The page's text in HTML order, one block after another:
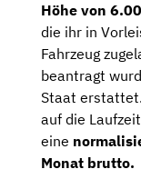
Höhe von
die ihr in
Fahrzeug
beantragt
Staat
auf die
eine
Monat brutto.